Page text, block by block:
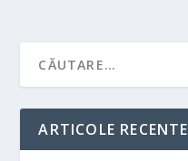
ARTICOLE RECENTE